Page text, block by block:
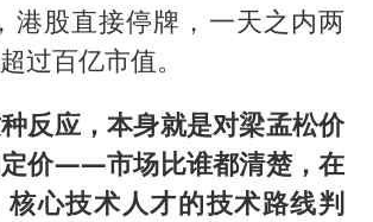
港股直接停牌，一天之内两
过百亿市值。
反应，本身就是对梁孟松价
价——市场比谁都清楚，在
心技术人才的技术路线判